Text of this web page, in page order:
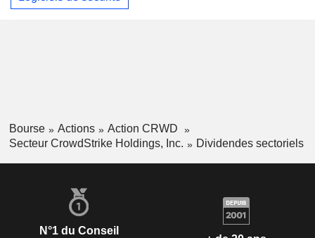
Bourse Actions
Action CRWD
Secteur CrowdStrike Holdings, Inc.
Dividendes sectoriels
N°1 du Conseil